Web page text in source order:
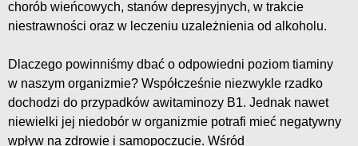
chorób wieńcowych, stanów depresyjnych, w trakcie
niestrawności oraz w leczeniu uzależnienia od alkoholu.
Dlaczego powinniśmy dbać o odpowiedni poziom tiaminy
w naszym organizmie? Współcześnie niezwykle rzadko
dochodzi do przypadków awitaminozy B1. Jednak nawet
niewielki jej niedobór w organizmie potrafi mieć negatywny
wpływ na zdrowie i samopoczucie. Wśród